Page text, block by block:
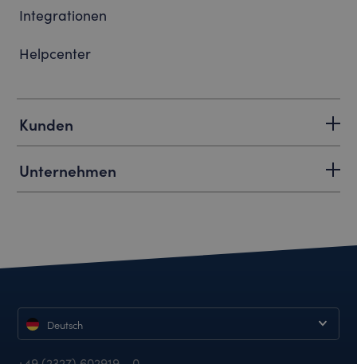
Integrationen
Helpcenter
Kunden
Unternehmen
Deutsch